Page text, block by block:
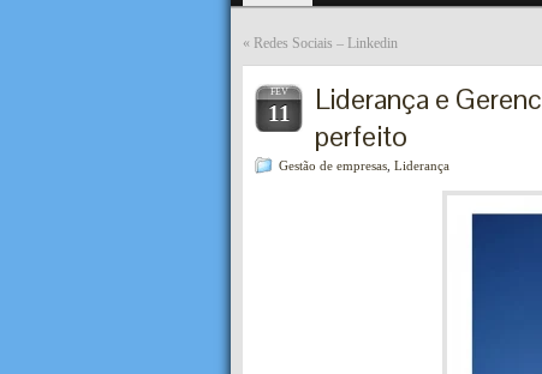
« Redes Sociais – Linkedin
FEV
11
Liderança e
perfeito
Gestão de empresas Liderança